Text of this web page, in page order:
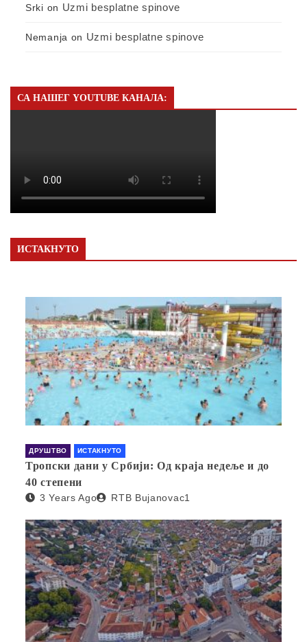
Srki on Uzmi besplatne spinove
Nemanja on Uzmi besplatne spinove
СА НАШЕГ YOUTUBE КАНАЛА:
ИСТАКНУТО
ДРУШТВО ИСТАКНУТО
Тропски дани у Србији: Од краја недеље и до
40 степени
3 Years Ago RTB Bujanovac1